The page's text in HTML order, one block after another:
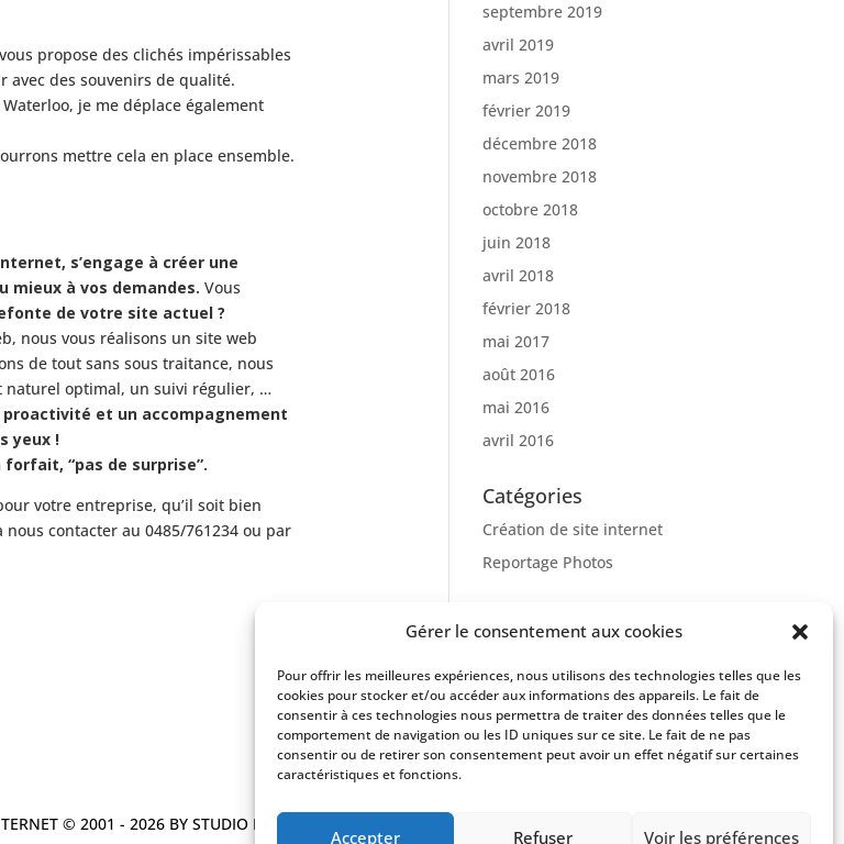
Gérer le consentement aux cookies
Pour offrir les meilleures expériences, nous utilisons des technologies telles que les
cookies pour stocker et/ou accéder aux informations des appareils. Le fait de
consentir à ces technologies nous permettra de traiter des données telles que le
comportement de navigation ou les ID uniques sur ce site. Le fait de ne pas
consentir ou de retirer son consentement peut avoir un effet négatif sur certaines
caractéristiques et fonctions.
Accepter Refuser Voir les préférences
propose des clichés impérissables
avec des souvenirs de qualité.
je me déplace également
mettre cela en place ensemble.
s’engage à créer une
mieux à vos demandes. Vous
de votre site actuel ?
nous vous réalisons un site web
de tout sans sous traitance, nous
naturel optimal, un suivi régulier, …
et un accompagnement
yeux !
“pas de surprise”.
votre entreprise, qu’il soit bien
contacter au 0485/761234 ou par
septembre 2019
avril 2019
mars 2019
février 2019
décembre 2018
novembre 2018
octobre 2018
juin 2018
avril 2018
février 2018
mai 2017
août 2016
mai 2016
avril 2016
Catégories
Création de site internet
Reportage Photos
© 2001 - 2026 BY STUDIO MAYBE